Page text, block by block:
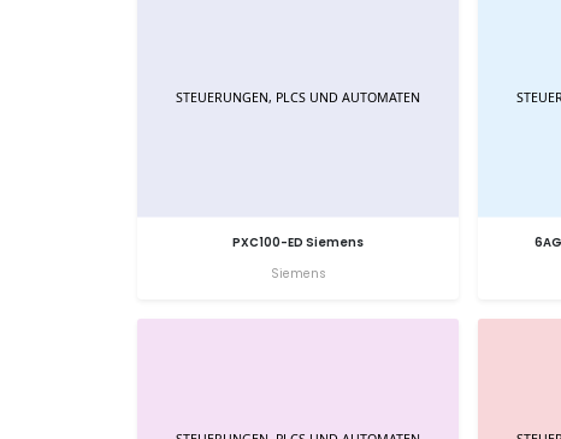
PXC100-ED Siemens
Siemens